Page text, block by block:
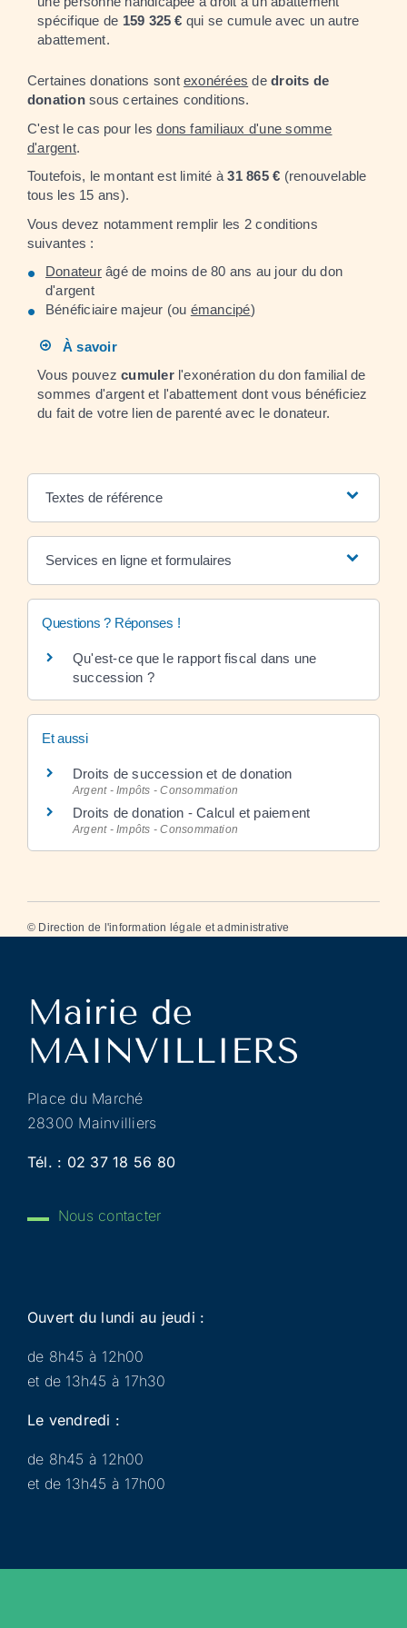
spécifique de 159 325 € qui se cumule avec un autre
abattement.
Certaines donations sontexonérées dedroits de
donationsous certaines conditions.
C'est le cas pour lesdons familiaux d'une somme
d'argent.
Toutefois, le montant est limité à31 865 € (renouvelable
tous les 15 ans).
Vous devez notamment remplir les 2 conditions
suivantes :
Donateurâgé de moins de 80 ans au jour du don
d'argent
Bénéficiaire majeur (ou émancipé)
À savoir
Vous pouvezcumulerl'exonération du don familial de
sommes d'argent et l'abattement dont vous bénéficiez
du fait de votre lien de parenté avec le donateur.
Textes de référence
Services en ligne et formulaires
Questions ? Réponses !
Qu'est-ce que le rapport fiscal dans une
succession ?
Et aussi
Droits de succession et de donation
Argent - Impôts - Consommation
Droits de donation - Calcul et paiement
Argent - Impôts - Consommation
© Direction de l'information légale et administrative
Place du Marché
28300 Mainvilliers
Tél. : 02 37 18 56 80
Nous contacter
Ouvert du lundi au jeudi :
de 8h45 à 12h00
et de 13h45 à 17h30
Le vendredi :
de 8h45 à 12h00
et de 13h45 à 17h00